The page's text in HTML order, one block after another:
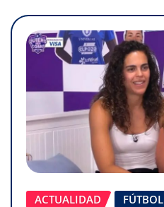
ACTUALIDAD
FÚTBOL